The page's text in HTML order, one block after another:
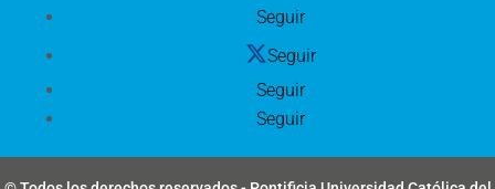
Seguir
Seguir
Seguir
Seguir